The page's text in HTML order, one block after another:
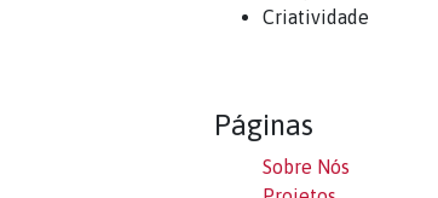
Criatividade
Páginas
Sobre Nós